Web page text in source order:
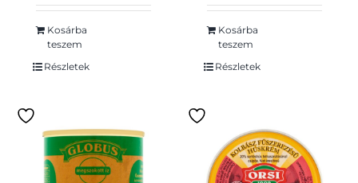
Kosárba
teszem
Részletek
Kosárba
teszem
Részletek